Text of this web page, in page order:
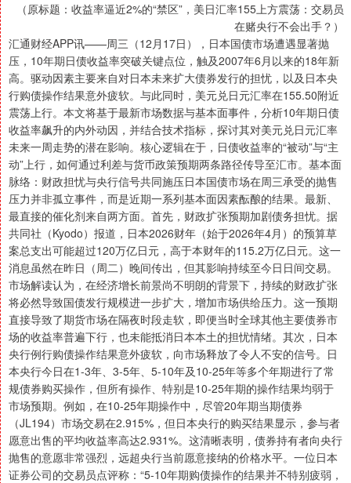
（原标题：收益率逼近2%的“禁区”，美日汇率155上方震荡：交易员
在赌央行不会出手？）
汇通财经APP讯——周三（12月17日），日本国债市场遭遇显著抛
压，10年期日债收益率突破关键点位，触及2007年6月以来的18年新
高。驱动因素主要来自对日本未来扩大债券发行的担忧，以及日本央
行购债操作结果意外疲软。与此同时，美元兑日元汇率在155.50附近
震荡上行。本文将基于最新市场数据与基本面事件，分析10年期日债
收益率飙升的内外动因，并结合技术指标，探讨其对美元兑日元汇率
未来一周走势的潜在影响。核心逻辑在于，日债收益率的“被动”与“主
动”上行，如何通过利差与货币政策预期两条路径传导至汇市。基本面
脉络：财政担忧与央行信号共同施压日本国债市场在周三承受的抛售
压力并非孤立事件，而是近期一系列基本面因素酝酿的结果。最新、
最直接的催化剂来自两方面。首先，财政扩张预期加剧债务担忧。据
共同社（Kyodo）报道，日本2026财年（始于2026年4月）的预算草
案总支出可能超过120万亿日元，高于本财年的115.2万亿日元。这一
消息虽然在昨日（周二）晚间传出，但其影响持续至今日日间交易。
市场解读认为，在经济增长前景尚不明朗的背景下，持续的财政扩张
将必然导致国债发行规模进一步扩大，增加市场供给压力。这一预期
直接导致了期货市场在隔夜时段走软，即便当时全球其他主要债券市
场的收益率普遍下行，也未能抵消日本本土的担忧情绪。其次，日本
央行例行购债操作结果意外疲软，向市场释放了令人不安的信号。日
本央行今日在1-3年、3-5年、5-10年及10-25年等多个年期进行了常
规债券购买操作，但所有操作、特别是10-25年期的操作结果均弱于
市场预期。例如，在10-25年期操作中，尽管20年期当期债券
（JL194）市场交易在2.915%，但日本央行的购买结果显示，参与者
愿意出售的平均收益率高达2.931%。这清晰表明，债券持有者向央行
抛售的意愿非常强烈，远超央行当前愿意接纳的价格水平。一位日本
证券公司的交易员点评称：“5-10年期购债操作的结果并不特别疲弱，